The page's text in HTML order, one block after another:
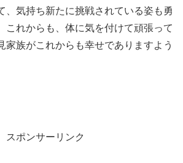
、気持ち新たに挑戦されている姿も勇
これからも、体に気を付けて頑張って
家族がこれからも幸せでありますよう
スポンサーリンク